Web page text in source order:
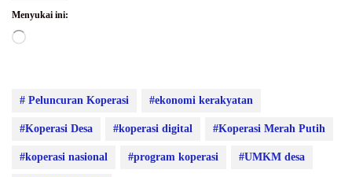
Menyukai ini:
Memuat...
# Peluncuran Koperasi #ekonomi kerakyatan
#Koperasi Desa #koperasi digital #Koperasi Merah Putih
#koperasi nasional #program koperasi #UMKM desa